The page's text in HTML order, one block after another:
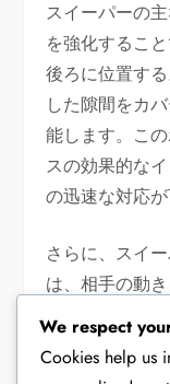
スイーパーの
を強化するこ
後ろに位置す
した隙間をカ
能します。こ
スの効果的な
の迅速な対応が
さらに、スイ
は、相手の動
ムをうまく読
ングを調整し
ぐことができ
We respect
Cookies help us